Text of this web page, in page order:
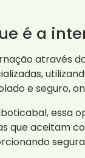
é a
através
e seguro,
essa
que aceitam